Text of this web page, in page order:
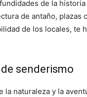
de la historia
de antaño, plazas
de los locales, te
senderismo
la naturaleza y la